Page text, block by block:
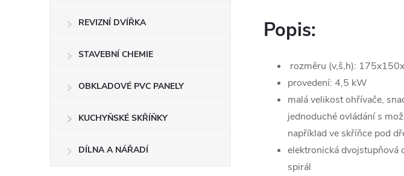
REVIZNÍ DVÍŘKA
STAVEBNÍ CHEMIE
OBKLADOVÉ PVC PANELY
KUCHYŇSKÉ SKŘÍŇKY
DÍLNA A NÁŘADÍ
Popis:
rozměru (v,š,h):
provedení: 4,5 kW
malá velikost ohřívače,
jednoduché ovládání s
například ve skříňce pod
elektronická dvojstupňová
spirál